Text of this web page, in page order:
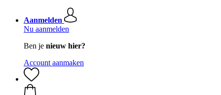
Aanmelden
Nu aanmelden
Ben je nieuw hier?
Account aanmaken